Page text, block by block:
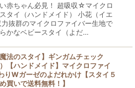
赤ちゃん必見！ 超吸収☆マイクロ
タイ（ハンドメイド） 小花（イエ
力抜群のマイクロファイバー生地で
かなベビースタイ（よだ…
魔法のスタイ】ギンガムチェック
）【ハンドメイド】マイクロファイ
りWガーゼのよだれかけ【スタイ５
買いで送料無料！】